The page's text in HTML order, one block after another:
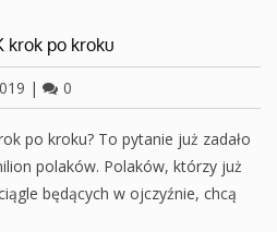
krok po kroku
| 0
po kroku? To pytanie już zadało
polaków. Polaków, którzy już
będących w ojczyźnie, chcą